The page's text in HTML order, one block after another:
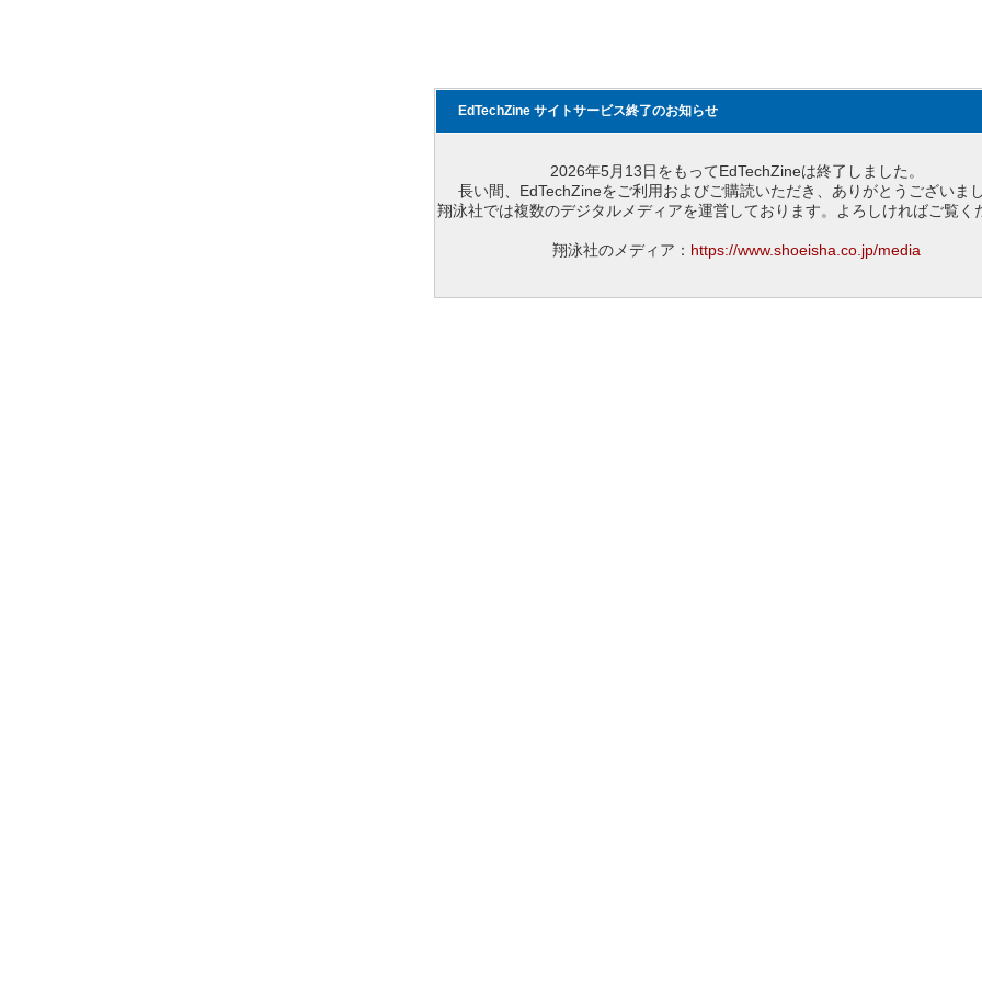
EdTechZine サイトサービス終了のお知らせ
2026年5月13日をもってEdTechZineは終了しました。
長い間、EdTechZineをご利用およびご購読いただき、ありがとうございまし
翔泳社では複数のデジタルメディアを運営しております。よろしければご覧く
翔泳社のメディア： https://www.shoeisha.co.jp/media